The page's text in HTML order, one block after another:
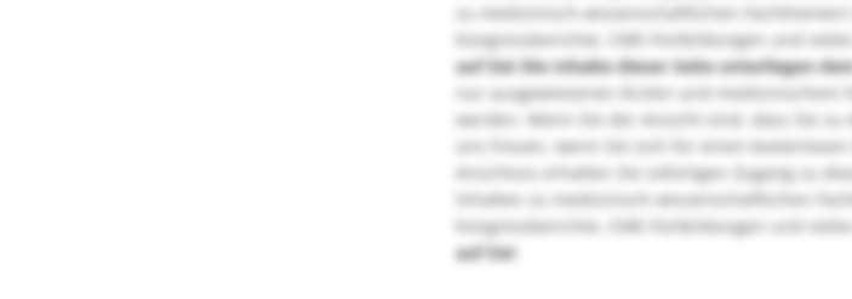
zu medizinisch-wissenschaftlichen
Kongressberichte, CME-Fortbildungen und
auf Sie! Die Inhalte dieser Seite unterliegen
nur ausgewiesenen Ärzten und medizinischem
werden. Wenn Sie der Ansicht sind, dass Sie
uns freuen, wenn Sie sich für einen
Anschluss erhalten Sie sofortigen Zugang zu
Inhalten zu medizinisch-wissenschaftlichen
Kongressberichte, CME-Fortbildungen und
auf Sie!